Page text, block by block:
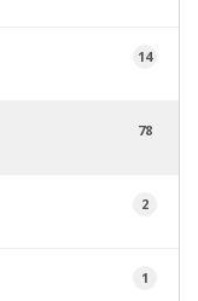
14
78
2
1